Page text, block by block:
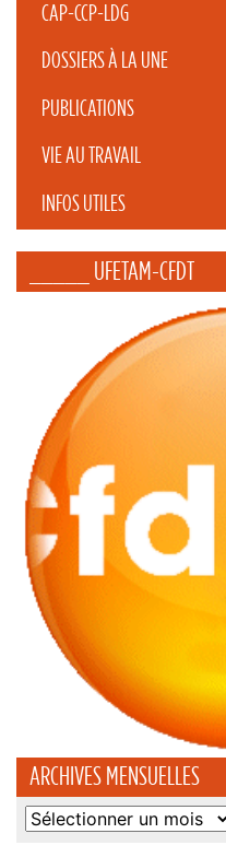
CAP-CCP-LDG
DOSSIERS À LA UNE
PUBLICATIONS
VIE AU TRAVAIL
INFOS UTILES
_____ UFETAM-CFDT
ARCHIVES MENSUELLES
Archives